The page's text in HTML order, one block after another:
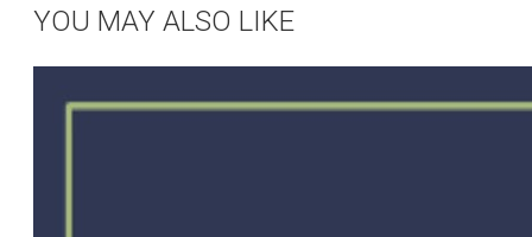
YOU MAY ALSO LIKE